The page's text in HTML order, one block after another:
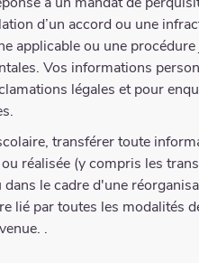
d’un accord ou une
applicable ou une
Vos informations
légales et pour
transférer toute
réalisée (y compris les
le cadre d'une
lié par toutes les modalités
.